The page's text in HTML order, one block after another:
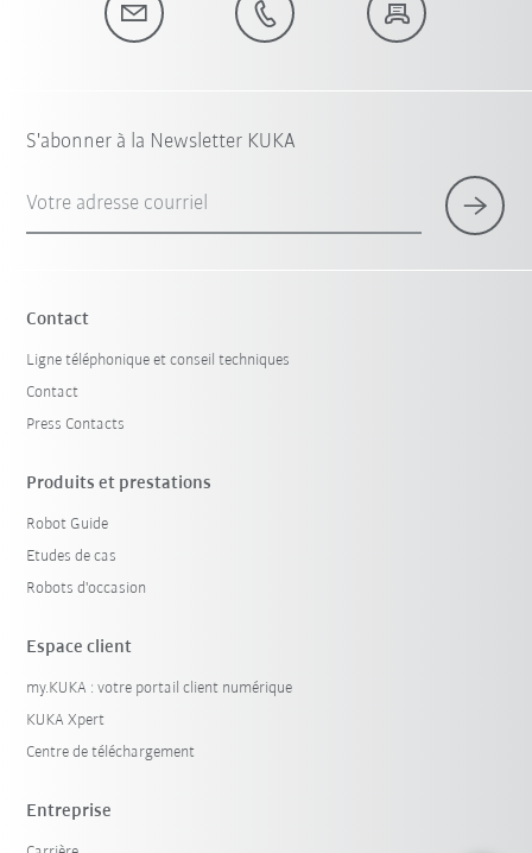
S'abonner à la Newsletter KUKA
Votre adresse courriel
Contact
Ligne téléphonique et conseil techniques
Contact
Press Contacts
Produits et prestations
Robot Guide
Etudes de cas
Robots d'occasion
Espace client
my.KUKA : votre portail client numérique
KUKA Xpert
Centre de téléchargement
Entreprise